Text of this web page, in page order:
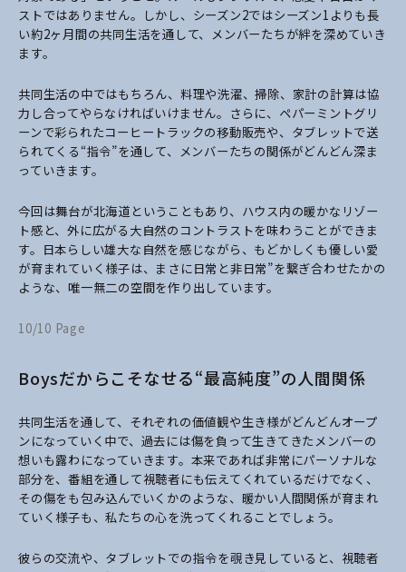
ストではありません。しかし、シーズン2ではシーズン1よりも長
い約2ヶ月間の共同生活を通して、メンバーたちが絆を深めていき
ます。
共同生活の中ではもちろん、料理や洗濯、掃除、家計の計算は協
力し合ってやらなければいけません。さらに、ペパーミントグリ
ーンで彩られたコーヒートラックの移動販売や、タブレットで送
られてくる“指令”を通して、メンバーたちの関係がどんどん深ま
っていきます。
今回は舞台が北海道ということもあり、ハウス内の暖かなリゾー
ト感と、外に広がる大自然のコントラストを味わうことができま
す。日本らしい雄大な自然を感じながら、もどかしくも優しい愛
が育まれていく様子は、まさに日常と非日常”を繋ぎ合わせたかの
ような、唯一無二の空間を作り出しています。
10/10 Page
Boysだからこそなせる“最高純度”の人間関係
共同生活を通して、それぞれの価値観や生き様がどんどんオープ
ンになっていく中で、過去には傷を負って生きてきたメンバーの
想いも露わになっていきます。本来であれば非常にパーソナルな
部分を、番組を通して視聴者にも伝えてくれているだけでなく、
その傷をも包み込んでいくかのような、暖かい人間関係が育まれ
ていく様子も、私たちの心を洗ってくれることでしょう。
彼らの交流や、タブレットでの指令を覗き見していると、視聴者